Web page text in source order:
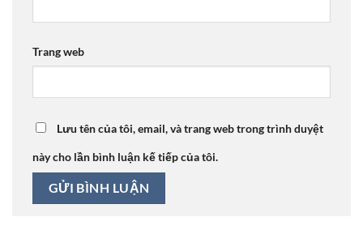
Trang web
Lưu tên của tôi, email, và trang web trong trình duyệt
này cho lần bình luận kế tiếp của tôi.